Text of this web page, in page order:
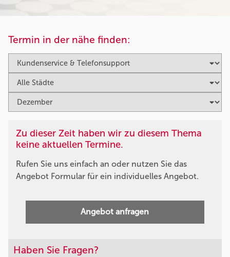
Termin in der nähe finden:
Zu dieser Zeit haben wir zu diesem Thema
keine aktuellen Termine.
Rufen Sie uns einfach an oder nutzen Sie das
Angebot Formular für ein individuelles Angebot.
Angebot anfragen
Haben Sie Fragen?